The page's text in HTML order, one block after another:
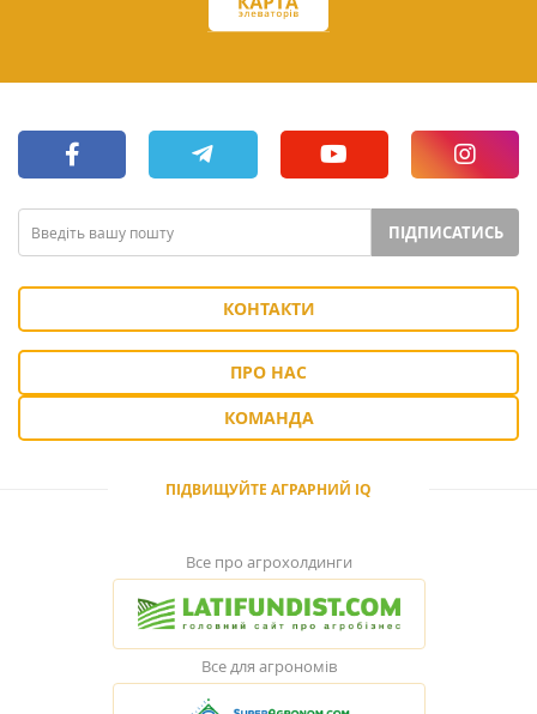
ПІДПИСАТИСЬ
КОНТАКТИ
ПРО НАС
КОМАНДА
ПІДВИЩУЙТЕ АГРАРНИЙ IQ
Все про агрохолдинги
Все для агрономів